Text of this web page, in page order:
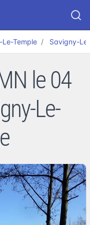
Temple Savigny-
le 04
Le-